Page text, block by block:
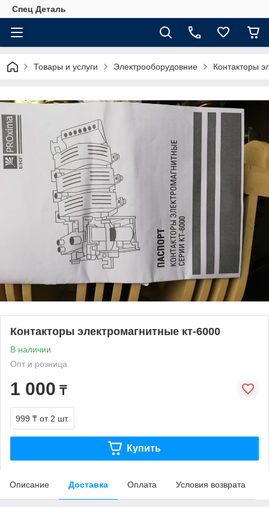
Спец Деталь
Товары и услуги Электрооборудовние Контакторы
Контакторы электромагнитные кт-6000
В наличии
Опт и розница
1 000 ₸
999 ₸ от 2 шт.
Купить
Описание Доставка Оплата Условия возврата